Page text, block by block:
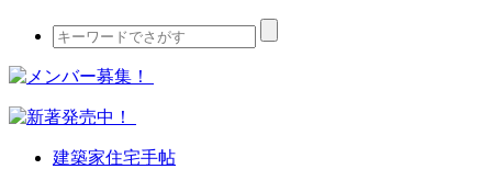
建築家住宅手帖